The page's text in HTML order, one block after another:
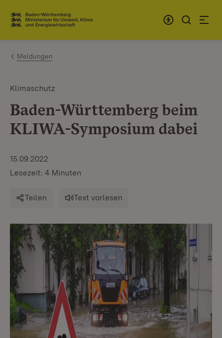
Zum Inhalt springen
Link zur Startseite
Meldungen
Klimaschutz
Baden-Württemberg beim
KLIWA-Symposium dabei
15.09.2022
Lesezeit: 4 Minuten
Teilen Text vorlesen